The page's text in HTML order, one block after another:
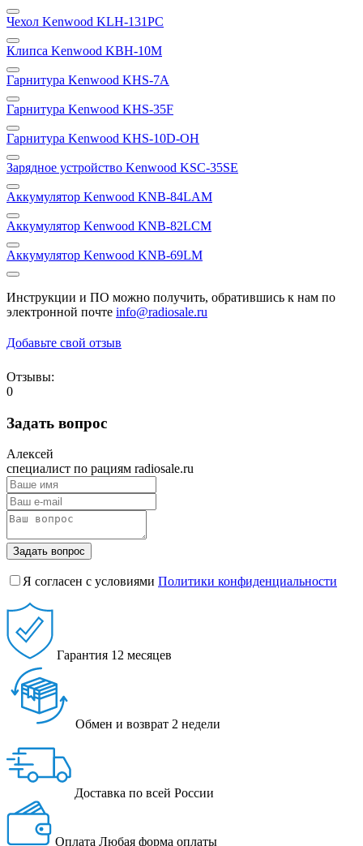
Чехол Kenwood KLH-131PC
Клипса Kenwood KBH-10M
Гарнитура Kenwood KHS-7A
Гарнитура Kenwood KHS-35F
Гарнитура Kenwood KHS-10D-OH
Зарядное устройство Kenwood KSC-35SE
Аккумулятор Kenwood KNB-84LAM
Аккумулятор Kenwood KNB-82LCM
Аккумулятор Kenwood KNB-69LM
Инструкции и ПО можно получить, обратившись к нам по
электронной почте info@radiosale.ru
Добавьте свой отзыв
Отзывы:
0
Задать вопрос
Алексей
специалист по рациям radiosale.ru
Задать вопрос
Я согласен с условиями Политики конфиденциальности
Гарантия 12 месяцев
Обмен и возврат 2 недели
Доставка по всей России
Оплата Любая форма оплаты